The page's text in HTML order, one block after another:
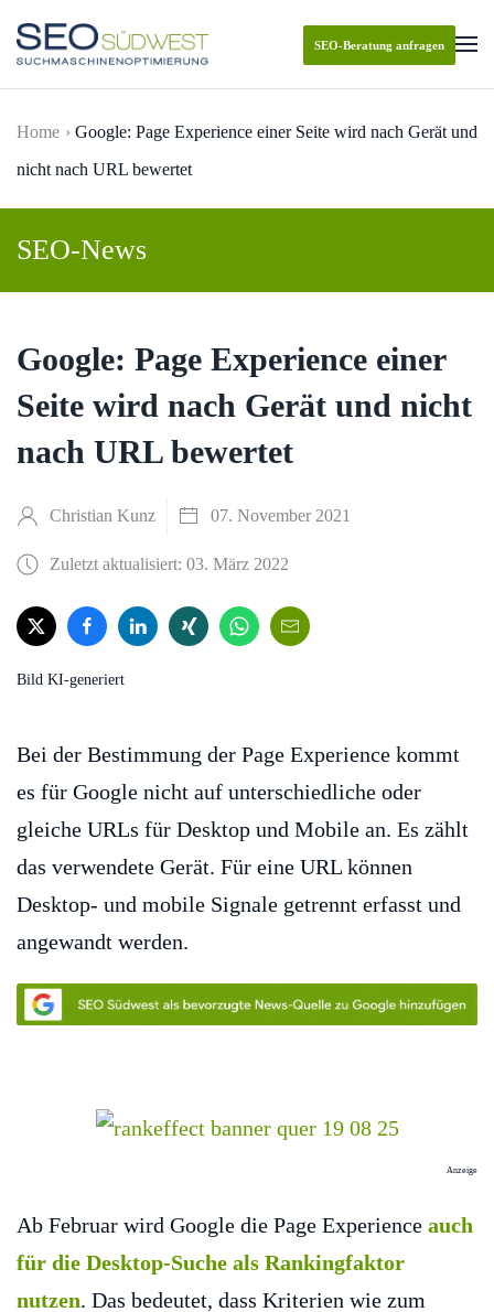
Skip to main content
SEO-Beratung anfragen
Home
Google: Page Experience einer Seite wird nach Gerät und
nicht nach URL bewertet
SEO-News
Google: Page Experience einer
Seite wird nach Gerät und nicht
nach URL bewertet
Christian Kunz 07. November 2021
Zuletzt aktualisiert: 03. März 2022
Bild KI-generiert
Bei der Bestimmung der Page Experience kommt
es für Google nicht auf unterschiedliche oder
gleiche URLs für Desktop und Mobile an. Es zählt
das verwendete Gerät. Für eine URL können
Desktop- und mobile Signale getrennt erfasst und
angewandt werden.
Anzeige
Ab Februar wird Google die Page Experience auch
für die Desktop-Suche als Rankingfaktor
nutzen. Das bedeutet, dass Kriterien wie zum